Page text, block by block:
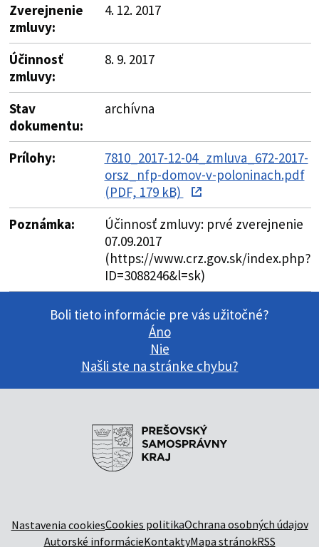
Zverejnenie
zmluvy:
4. 12. 2017
Účinnosť
zmluvy:
8. 9. 2017
Stav
dokumentu:
archívna
Prílohy:
7810_2017-12-04_zmluva_672-2017-
orsz_nfp-domov-v-poloninach.pdf
(PDF, 179 kB)
Poznámka:
Účinnosť zmluvy: prvé zverejnenie
07.09.2017
(https://www.crz.gov.sk/index.php?
ID=3088246&l=sk)
Boli tieto informácie pre vás užitočné?
Áno
Nie
Našli ste na stránke chybu?
Nastavenia cookiesCookies politikaOchrana osobných údajov
Autorské informácieKontaktyMapa stránokRSS